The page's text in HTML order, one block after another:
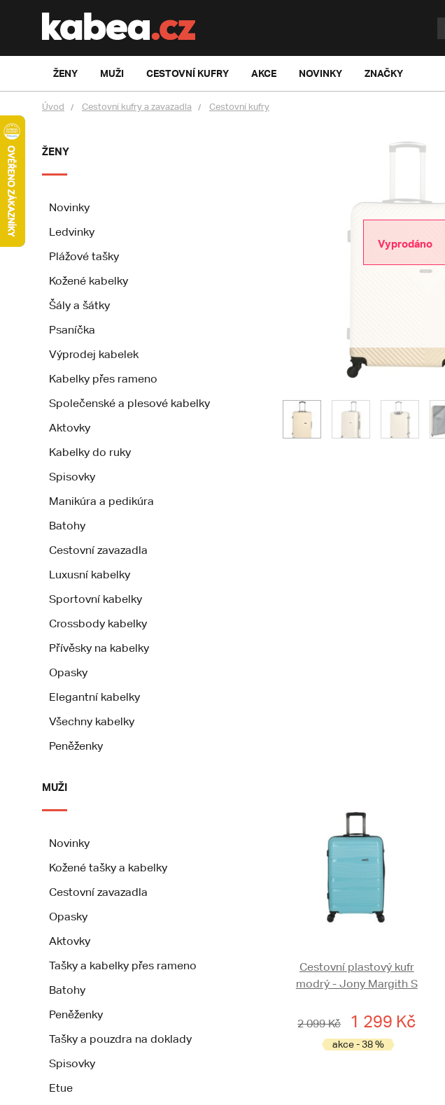
ŽENY MUŽI CESTOVNÍ KUFRY AKCE NOVINKY ZNAČKY
Úvod Cestovní kufry a zavazadla Cestovní kufry
ŽENY
Novinky
Ledvinky
Plážové tašky
Kožené kabelky
Šály a šátky
Psaníčka
Výprodej kabelek
Kabelky přes rameno
Společenské a plesové kabelky
Aktovky
Kabelky do ruky
Spisovky
Manikúra a pedikúra
Batohy
Cestovní zavazadla
Luxusní kabelky
Sportovní kabelky
Crossbody kabelky
Přívěsky na kabelky
Opasky
Elegantní kabelky
Všechny kabelky
Peněženky
MUŽI
Novinky
Kožené tašky a kabelky
Cestovní zavazadla
Opasky
Aktovky
Tašky a kabelky přes rameno
Batohy
Peněženky
Tašky a pouzdra na doklady
Spisovky
Etue
Vyprodáno
Cestovní plastový kufr
modrý - Jony Margith S
2 099 Kč 1 299 Kč
akce - 38 %